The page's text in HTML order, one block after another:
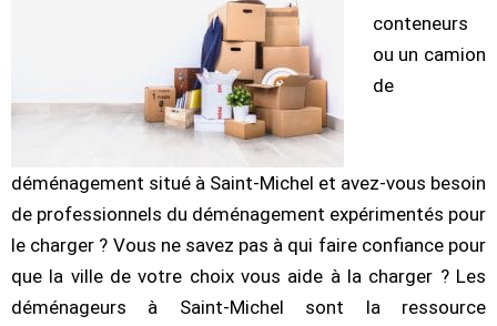
conteneurs
ou un camion
de
déménagement situé à Saint-Michel et avez-vous besoin
de professionnels du déménagement expérimentés pour
le charger ? Vous ne savez pas à qui faire confiance pour
que la ville de votre choix vous aide à la charger ? Les
déménageurs à Saint-Michel sont la ressource